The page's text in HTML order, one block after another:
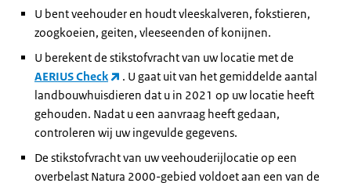
U bent veehouder en houdt vleeskalveren, fokstieren,
zoogkoeien, geiten, vleeseenden of konijnen.
U berekent de stikstofvracht van uw locatie met de
AERIUS Check
. U gaat uit van het gemiddelde aantal
landbouwhuisdieren dat u in 2021 op uw locatie heeft
gehouden. Nadat u een aanvraag heeft gedaan,
controleren wij uw ingevulde gegevens.
De stikstofvracht van uw veehouderijlocatie op een
overbelast Natura 2000-gebied voldoet aan een van de